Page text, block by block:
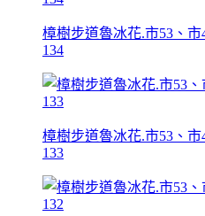
樟樹步道魯冰花.市53、市
134
樟樹步道魯冰花.市53、市
133